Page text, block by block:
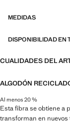
MEDIDAS
DISPONIBILIDAD EN
CUALIDADES DEL
ALGODÓN
Al menos 20 %
Esta fibra se obtiene a
transforman en nuevos